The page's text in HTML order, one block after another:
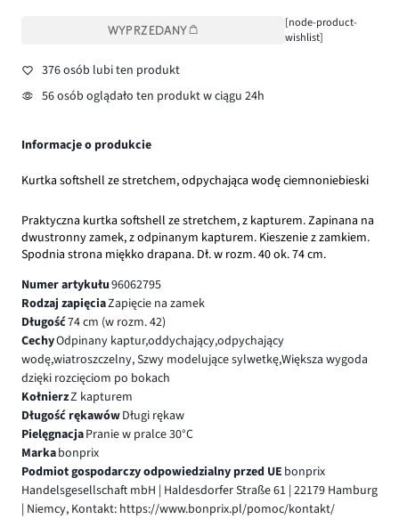
WYPRZEDANY
[node-product-
wishlist]
376 osób lubi ten produkt
56 osób oglądało ten produkt w ciągu 24h
Informacje o produkcie
Kurtka softshell ze stretchem, odpychająca wodę ciemnoniebieski
Praktyczna kurtka softshell ze stretchem, z kapturem. Zapinana na
dwustronny zamek, z odpinanym kapturem. Kieszenie z zamkiem.
Spodnia strona miękko drapana. Dł. w rozm. 40 ok. 74 cm.
Numer artykułu96062795
Rodzaj zapięciaZapięcie na zamek
Długość74 cm (w rozm. 42)
CechyOdpinany kaptur,oddychający,odpychający
wodę,wiatroszczelny, Szwy modelujące sylwetkę,Większa wygoda
dzięki rozcięciom po bokach
KołnierzZ kapturem
Długość rękawówDługi rękaw
PielęgnacjaPranie w pralce 30°C
Markabonprix
Podmiot gospodarczy odpowiedzialny przed UE bonprix
Handelsgesellschaft mbH | Haldesdorfer Straße 61 | 22179 Hamburg
| Niemcy, Kontakt: https://www.bonprix.pl/pomoc/kontakt/